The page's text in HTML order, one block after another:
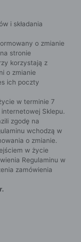
i składania
o zmianie
stronie
korzystają z
o zmianie
ich poczty
w terminie 7
Sklepu.
zgodę na
wchodzą w
o zmianie.
w życie
Regulaminu w
zamówienia